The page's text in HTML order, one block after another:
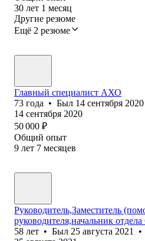
30 лет 1 месяц
Другие резюме
Ещё 2 резюме
Главный специалист АХО
73 года • Был 14 сентября 2020
14 сентября 2020
50 000 ₽
Общий опыт
9 лет 7 месяцев
Руководитель,Заместитель
руководителя,начальник
58 лет • Был 25 августа 2021 •